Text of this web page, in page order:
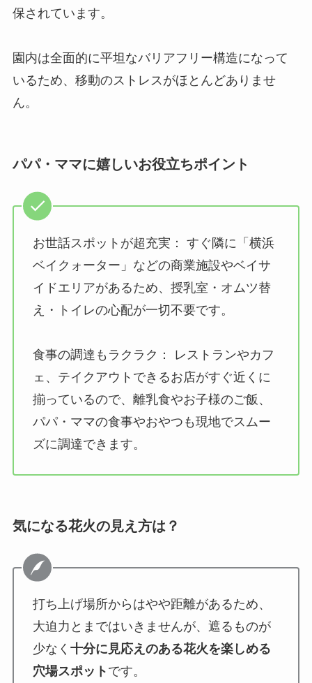
保されています。
園内は全面的に平坦なバリアフリー構造になって
いるため、移動のストレスがほとんどありませ
ん。
パパ・ママに嬉しいお役立ちポイント
お世話スポットが超充実： すぐ隣に「横浜
ベイクォーター」などの商業施設やベイサ
イドエリアがあるため、授乳室・オムツ替
え・トイレの心配が一切不要です。
食事の調達もラクラク： レストランやカフ
ェ、テイクアウトできるお店がすぐ近くに
揃っているので、離乳食やお子様のご飯、
パパ・ママの食事やおやつも現地でスムー
ズに調達できます。
気になる花火の見え方は？
打ち上げ場所からはやや距離があるため、
大迫力とまではいきませんが、遮るものが
少なく 十分に見応えのある花火を楽しめる
穴場スポット です。